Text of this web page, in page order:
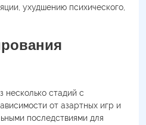
ухудшению психического,
несколько стадий с
от азартных игр и
последствиями для